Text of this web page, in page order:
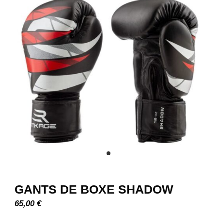
GANTS DE BOXE SHADOW
65,00 €